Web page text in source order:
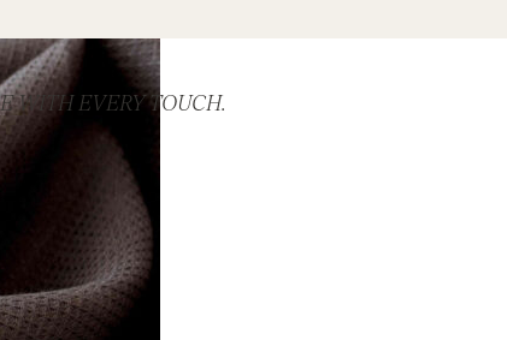
WITH EVERY TOUCH.